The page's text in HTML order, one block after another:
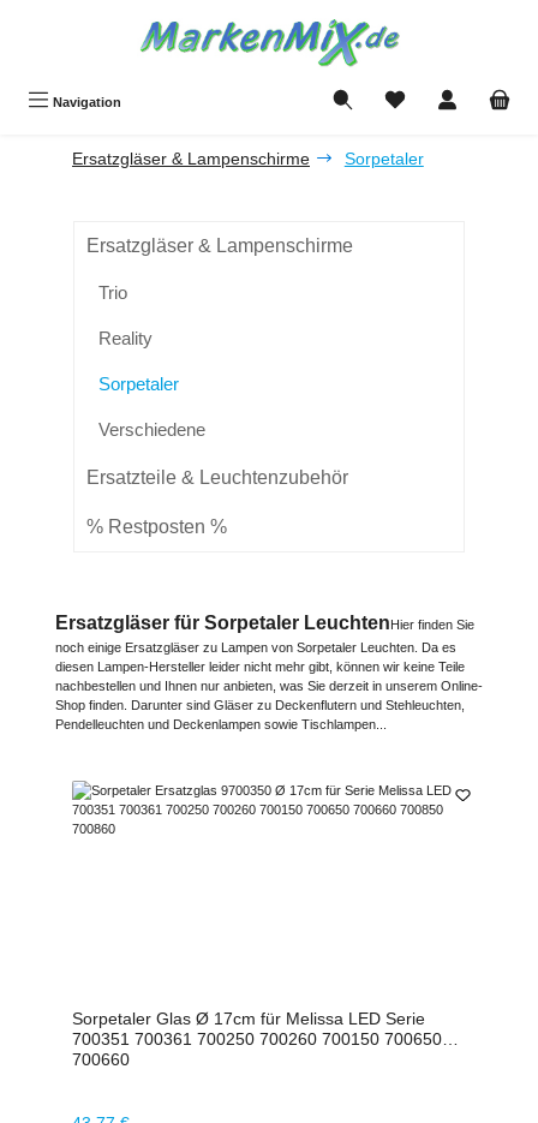
Navigation Du hast 0 Produkte
Ersatzgläser & Lampenschirme Sorpetaler
Ersatzgläser & Lampenschirme
Trio
Reality
Sorpetaler
Verschiedene
Ersatzteile & Leuchtenzubehör
% Restposten %
Ersatzgläser für Sorpetaler LeuchtenHier finden Sie
noch einige Ersatzgläser zu Lampen von Sorpetaler Leuchten. Da es
diesen Lampen-Hersteller leider nicht mehr gibt, können wir keine Teile
nachbestellen und Ihnen nur anbieten, was Sie derzeit in unserem Online-
Shop finden. Darunter sind Gläser zu Deckenflutern und Stehleuchten,
Pendelleuchten und Deckenlampen sowie Tischlampen...
Sorpetaler Glas Ø 17cm für Melissa LED Serie
700351 700361 700250 700260 700150 700650
700660